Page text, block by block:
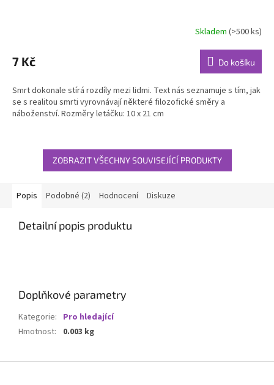
Skladem (>500 ks)
7 Kč Do košíku
Smrt dokonale stírá rozdíly mezi lidmi. Text nás seznamuje s tím, jak
se s realitou smrti vyrovnávají některé filozofické směry a
náboženství. Rozměry letáčku: 10 x 21 cm
ZOBRAZIT VŠECHNY SOUVISEJÍCÍ PRODUKTY
Popis Podobné (2) Hodnocení Diskuze
Detailní popis produktu
Doplňkové parametry
Kategorie: Pro hledající
Hmotnost: 0.003 kg